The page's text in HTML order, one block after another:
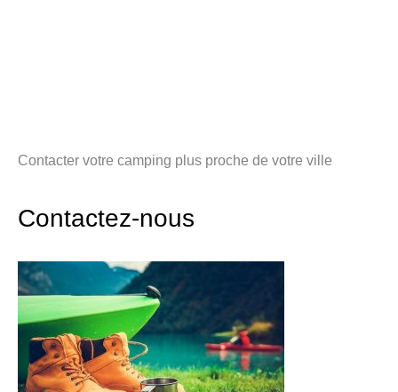
Contacter votre camping plus proche de votre ville
Contactez-nous